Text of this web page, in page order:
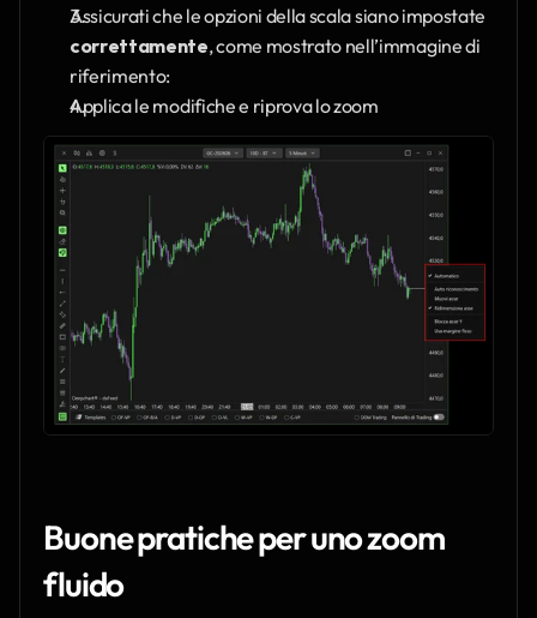
correttamente, come mostrato nell’immagine di
riferimento:
Applica le modifiche e riprova lo zoom
Buone pratiche per uno zoom
fluido